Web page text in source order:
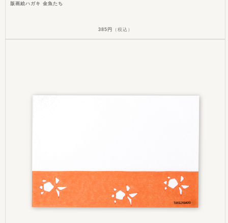
版画絵ハガキ 金魚たち
385円 （税込）